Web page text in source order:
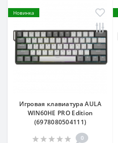
Новинка
Игровая клавиатура AULA
WIN60HE PRO Edition
(6978080504111)
0